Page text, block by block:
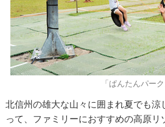
「ぱんたんパーク
北信州の雄大な山々に囲まれ夏でも涼
って、ファミリーにおすすめの高原リ